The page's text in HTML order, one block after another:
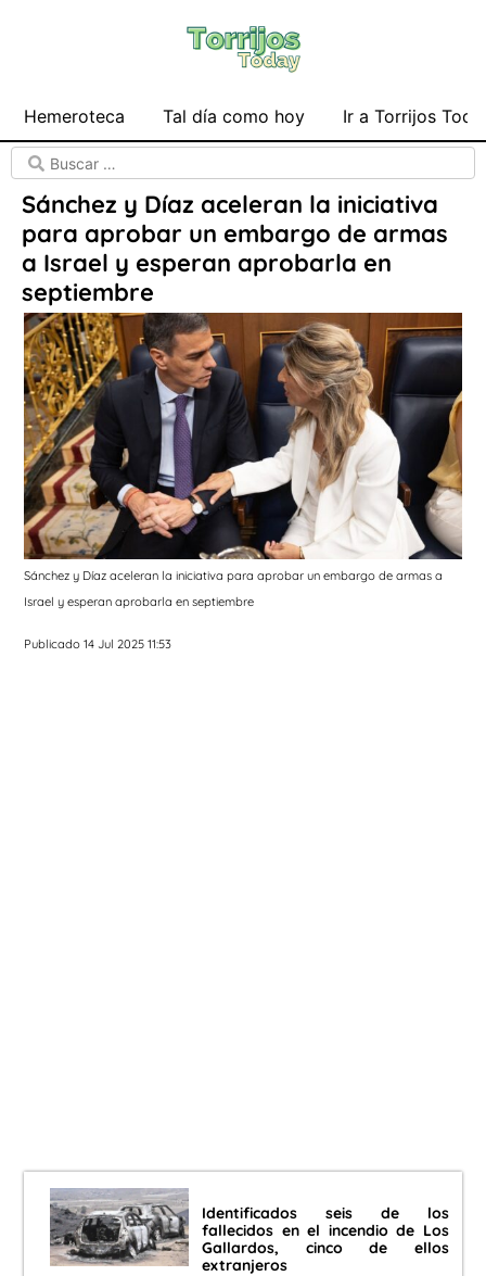
Hemeroteca Tal día como hoy Ir a Torrijos
Sánchez y Díaz aceleran la iniciativa
para aprobar un embargo de armas
a Israel y esperan aprobarla en
septiembre
Sánchez y Díaz aceleran la iniciativa para aprobar un embargo de armas a
Israel y esperan aprobarla en septiembre
Publicado 14 Jul 2025 11:53
Identificados seis de los
fallecidos en el incendio de Los
Gallardos, cinco de ellos
extranjeros